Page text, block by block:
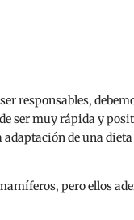
responsables,
ser muy rápida y
de una dieta
pero ellos